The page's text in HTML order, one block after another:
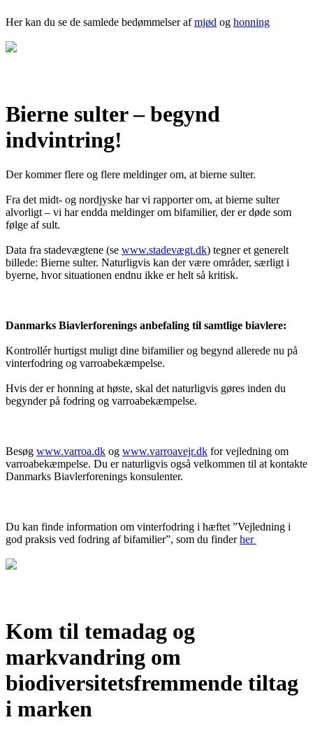
Her kan du se de samlede bedømmelser afmjød og honning
Bierne sulter – begynd
indvintring!
Der kommer flere og flere meldinger om, at bierne sulter.
Fra det midt- og nordjyske har vi rapporter om, at bierne sulter
alvorligt – vi har endda meldinger om bifamilier, der er døde som
følge af sult.
Data fra stadevægtene (se www.stadevægt.dk) tegner et generelt
billede: Bierne sulter. Naturligvis kan der være områder, særligt i
byerne, hvor situationen endnu ikke er helt så kritisk.
Danmarks Biavlerforenings anbefaling til samtlige biavlere:
Kontrollér hurtigst muligt dine bifamilier og begynd allerede nu på
vinterfodring og varroabekæmpelse.
Hvis der er honning at høste, skal det naturligvis gøres inden du
begynder på fodring og varroabekæmpelse.
Besøg www.varroa.dk og www.varroavejr.dk for vejledning om
varroabekæmpelse. Du er naturligvis også velkommen til at kontakte
Danmarks Biavlerforenings konsulenter.
Du kan finde information om vinterfodring i hæftet ”Vejledning i
god praksis ved fodring af bifamilier”, som du finderher
Kom til temadag og
markvandring om
biodiversitetsfremmende tiltag
i marken